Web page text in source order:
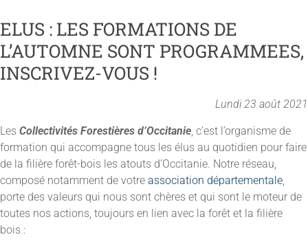
ELUS : LES FORMATIONS DE
L’AUTOMNE SONT PROGRAMMEES,
INSCRIVEZ-VOUS !
Lundi 23 août 2021
Les Collectivités Forestières d’Occitanie, c’est l’organisme de
formation qui accompagne tous les élus au quotidien pour faire
de la filière forêt-bois les atouts d’Occitanie. Notre réseau,
composé notamment de votre association départementale,
porte des valeurs qui nous sont chères et qui sont le moteur de
toutes nos actions, toujours en lien avec la forêt et la filière
bois :